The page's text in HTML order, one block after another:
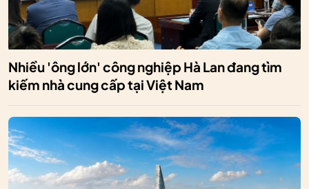
Nhiều 'ông lớn' công nghiệp Hà Lan đang tìm
kiếm nhà cung cấp tại Việt Nam